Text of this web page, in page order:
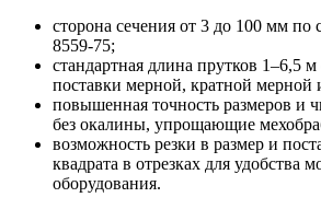
сторона сечения от 3 до 100 мм
8559‑75;
стандартная длина прутков 1–6,5
поставки мерной, кратной
повышенная точность размеров и
без окалины, упрощающие
возможность резки в размер и
квадрата в отрезках для удобства
оборудования.